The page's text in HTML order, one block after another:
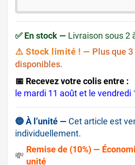
✅ En stock — Livraison sous 2
⚠️ Stock limité ! — Plus que
disponibles.
📅 Recevez votre colis entre :
le mardi 11 août et le vendredi
🔵 À l’unité — Cet article est
individuellement.
💸
Remise de (10%) —
unité